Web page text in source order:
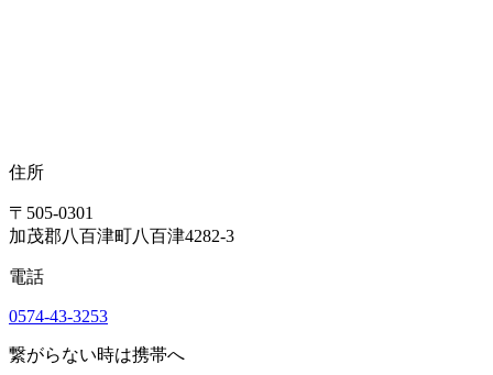
住所
〒505-0301
加茂郡八百津町八百津4282-3
電話
0574-43-3253
繋がらない時は携帯へ